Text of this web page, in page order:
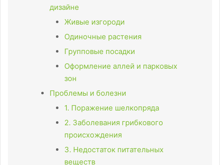
дизайне
Живые изгороди
Одиночные растения
Групповые посадки
Оформление аллей и парковых
зон
Проблемы и болезни
1. Поражение шелкопряда
2. Заболевания грибкового
происхождения
3. Недостаток питательных
веществ